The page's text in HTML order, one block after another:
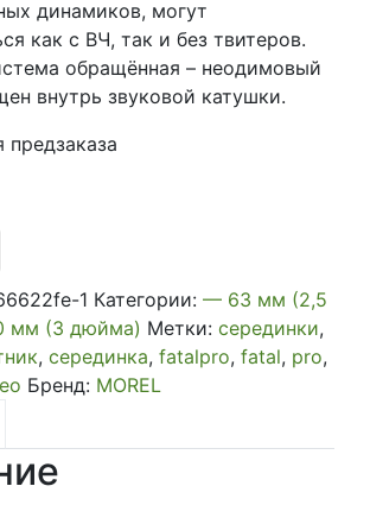
динамиков, могут
как с ВЧ, так и без твитеров.
обращённая – неодимовый
внутрь звуковой катушки.
1 Категории: — 63 мм (2,5
мм (3 дюйма) Метки: серединки,
, серединка, fatalpro, fatal, pro,
Бренд: MOREL